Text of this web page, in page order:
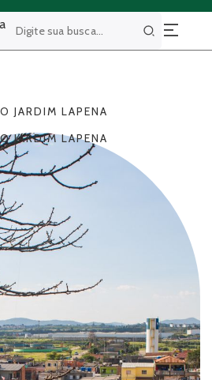
Buscar
JARDIM LAPENA
JARDIM LAPENA